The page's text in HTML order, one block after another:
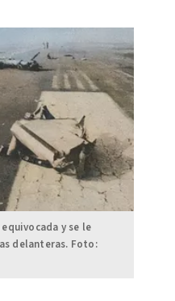
y se le
delanteras. Foto: